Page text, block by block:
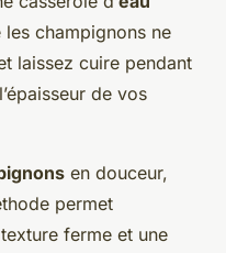
champignons ne
laissez cuire pendant
de vos
en douceur,
permet
ferme et une